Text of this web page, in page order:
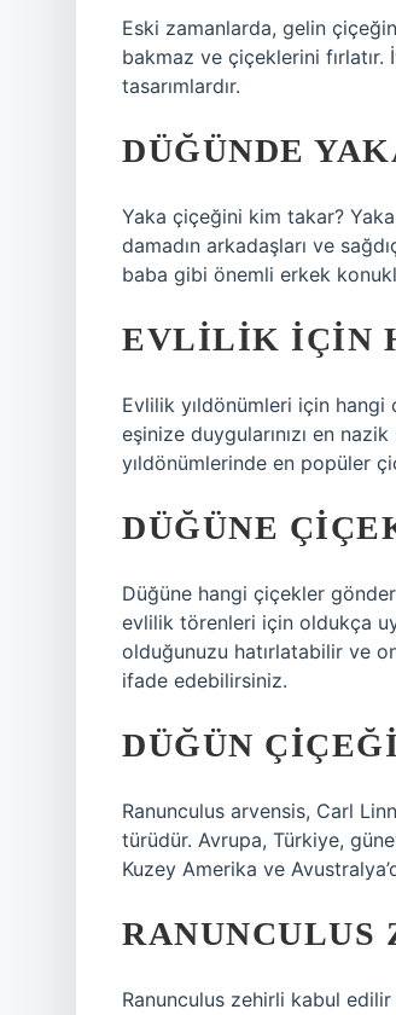
Eski zamanlarda, gelin
bakmaz ve çiçeklerini
tasarımlardır.
DÜĞÜNDE
Yaka çiçeğini kim takar?
damadın arkadaşları ve
baba gibi önemli erkek
EVLILIK IÇIN
Evlilik yıldönümleri için
eşinize duygularınızı en
yıldönümlerinde en popüler
DÜĞÜNE
Düğüne hangi çiçekler
evlilik törenleri için oldukça
olduğunuzu hatırlatabilir ve
ifade edebilirsiniz.
DÜĞÜN
Ranunculus arvensis, Carl
türüdür. Avrupa, Türkiye,
Kuzey Amerika ve
Ranunculus zehirli kabul